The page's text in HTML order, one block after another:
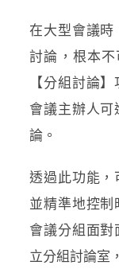
在大型會議時
討論 ， 根本
【分組討論
會議主辦人
論。
透過此功能，
並精準地控
會議分組面
立分組討論室